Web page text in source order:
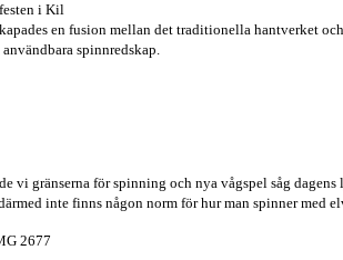
i Kil
en fusion mellan det traditionella hantverket
spinnredskap.
vi gränserna för spinning och nya vågspel såg
inte finns någon norm för hur man spinner med